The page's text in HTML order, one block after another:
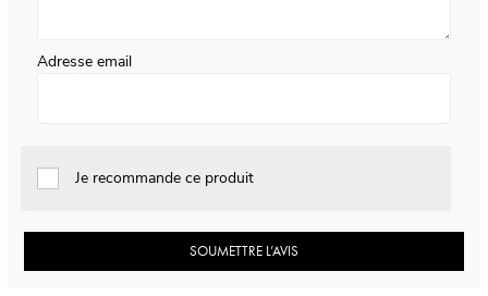
Adresse email
Je recommande ce produit
SOUMETTRE L’AVIS